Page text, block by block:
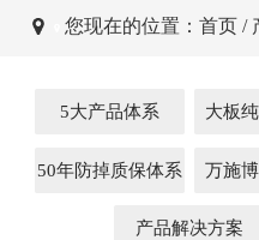
您现在的位置： 首页/
5大产品体系 大板
50年防掉质保体系 万施
产品解决方案